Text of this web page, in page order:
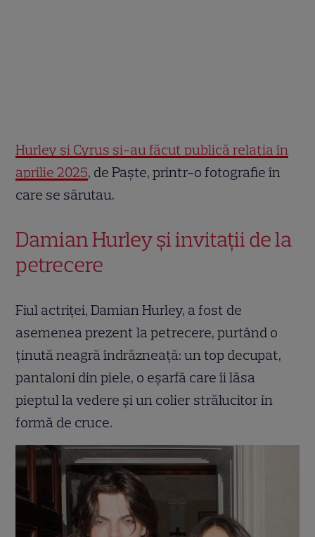
Hurley și Cyrus și-au făcut publică relația în
aprilie 2025, de Paște, printr-o fotografie în
care se sărutau.
Damian Hurley și invitații de la
petrecere
Fiul actriței, Damian Hurley, a fost de
asemenea prezent la petrecere, purtând o
ținută neagră îndrăzneață: un top decupat,
pantaloni din piele, o eșarfă care îi lăsa
pieptul la vedere și un colier strălucitor în
formă de cruce.